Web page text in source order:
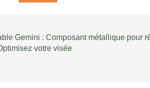
Gemini : Composant métallique pour
votre visée